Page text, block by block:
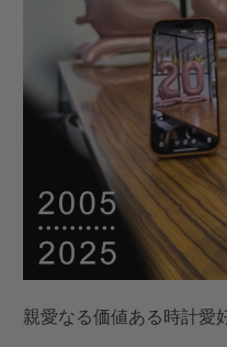
親愛なる価値ある時計愛